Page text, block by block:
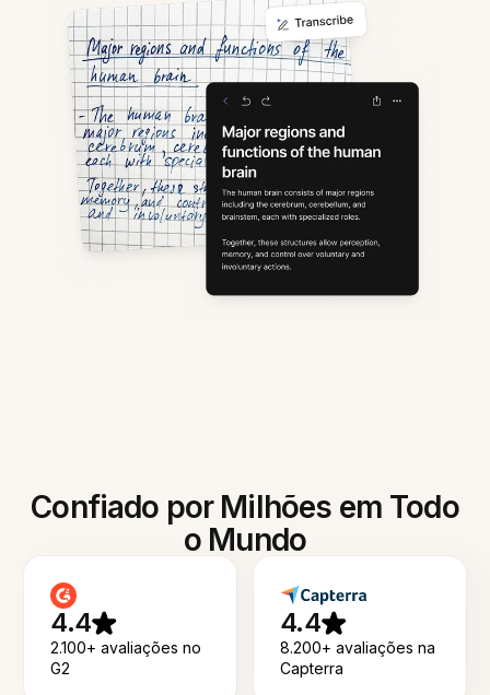
Confiado por Milhões em Todo
o Mundo
4.4
2.100+ avaliações no
G2
4.4
8.200+ avaliações na
Capterra